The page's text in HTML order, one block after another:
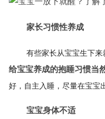
家长习惯性养成
有些家长从宝宝生下
给宝宝养成的抱睡习惯当
好，自主入睡，尽量在宝宝
宝宝身体不适